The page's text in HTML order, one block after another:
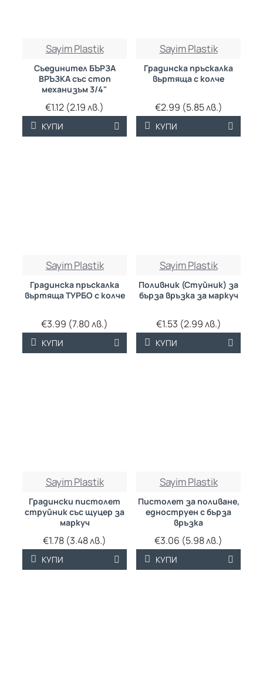
Sayim Plastik
Съединител БЪРЗА
ВРЪЗКА със стоп
механизъм 3/4"
€1.12 (2.19 лв.)
КУПИ
Sayim Plastik
Градинска пръскалка
въртяща с колче
€2.99 (5.85 лв.)
КУПИ
Sayim Plastik
Градинска пръскалка
въртяща ТУРБО с колче
€3.99 (7.80 лв.)
КУПИ
Sayim Plastik
Поливник (Стуйник) за
бърза връзка за маркуч
€1.53 (2.99 лв.)
КУПИ
Sayim Plastik
Градински пистолет
струйник със щуцер за
маркуч
€1.78 (3.48 лв.)
КУПИ
Sayim Plastik
Пистолет за поливане,
едноструен с бърза
връзка
€3.06 (5.98 лв.)
КУПИ